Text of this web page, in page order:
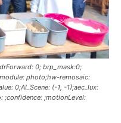
0; brp_mask:0;
photo;hw-remosaic:
0;AI_Scene: (-1, -1);aec_lux:
;confidence: ;motionLevel: